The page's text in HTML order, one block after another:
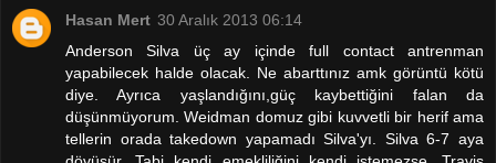
Hasan Mert 30 Aralık 2013 06:14
Anderson Silva üç ay içinde full contact antrenman
yapabilecek halde olacak. Ne abarttınız amk görüntü kötü
diye. Ayrıca yaşlandığını,güç kaybettiğini falan da
düşünmüyorum. Weidman domuz gibi kuvvetli bir herif ama
tellerin orada takedown yapamadı Silva'yı. Silva 6-7 aya